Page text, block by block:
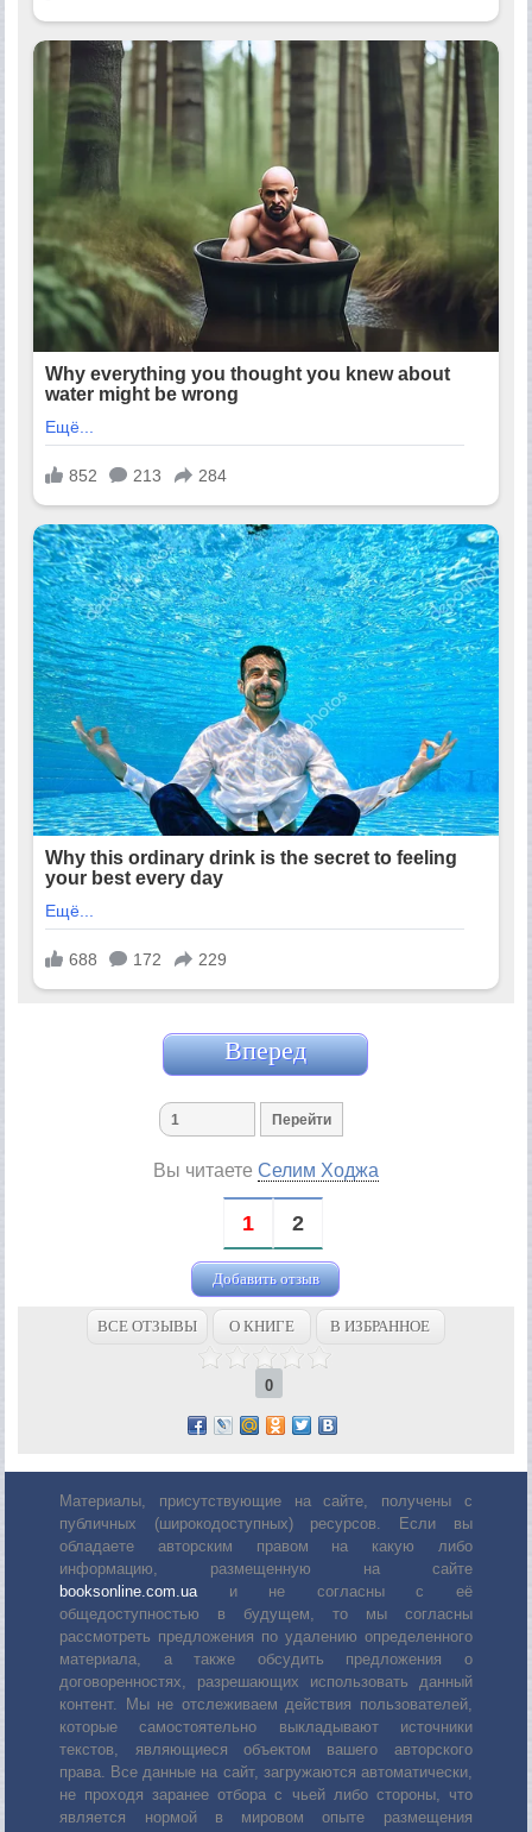
Вперед
Вы читаете Селим Ходжа
1 2
Добавить отзыв
ВСЕ ОТЗЫВЫ О КНИГЕ В ИЗБРАННОЕ
0
Материалы, присутствующие на сайте, получены с
публичных (широкодоступных) ресурсов. Если вы
обладаете авторским правом на какую либо
информацию, размещенную на сайте
booksonline.com.uaи не согласны с её
общедоступностью в будущем, то мы согласны
рассмотреть предложения по удалению определенного
материала, а также обсудить предложения о
договоренностях, разрешающих использовать данный
контент. Мы не отслеживаем действия пользователей,
которые самостоятельно выкладывают источники
текстов, являющиеся объектом вашего авторского
права. Все данные на сайт, загружаются автоматически,
не проходя заранее отбора с чьей либо стороны, что
является нормой в мировом опыте размещения